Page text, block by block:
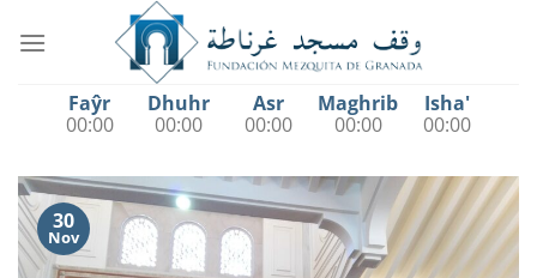
Faŷr
00:00
Dhuhr
00:00
Asr
00:00
Maghrib
00:00
Isha'
00:00
30
Nov